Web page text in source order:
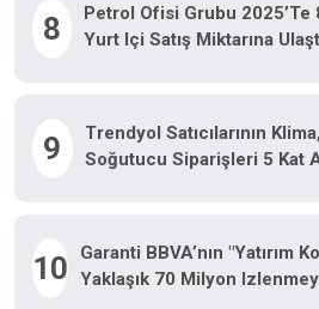
8
Petrol Ofisi Grubu 2025’te
Yurt Içi Satış Miktarına
9
Trendyol Satıcılarının
Soğutucu Siparişleri 5 Kat
10
Garanti BBVA’nın "Yatırım
Yaklaşık 70 Milyon